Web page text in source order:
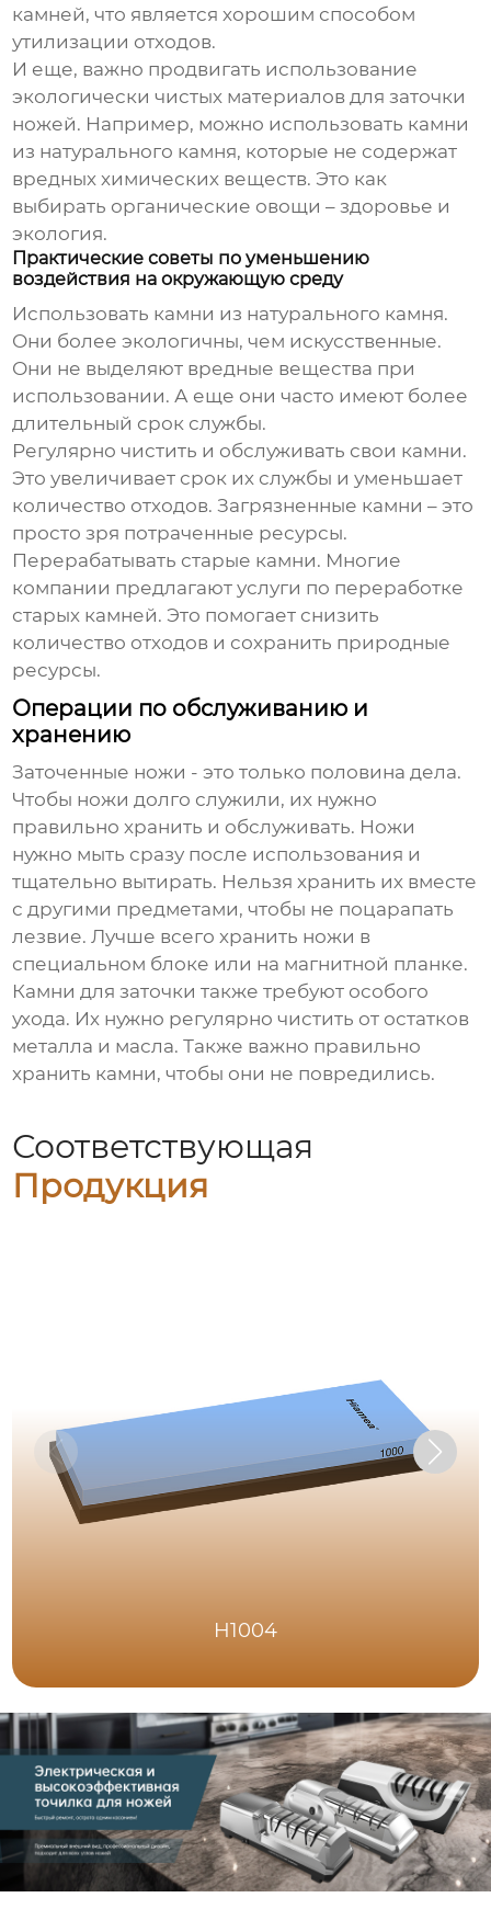
камней, что является хорошим способом
утилизации отходов.
И еще, важно продвигать использование
экологически чистых материалов для заточки
ножей. Например, можно использовать камни
из натурального камня, которые не содержат
вредных химических веществ. Это как
выбирать органические овощи – здоровье и
экология.
Практические советы по уменьшению
воздействия на окружающую среду
Использовать камни из натурального камня.
Они более экологичны, чем искусственные.
Они не выделяют вредные вещества при
использовании. А еще они часто имеют более
длительный срок службы.
Регулярно чистить и обслуживать свои камни.
Это увеличивает срок их службы и уменьшает
количество отходов. Загрязненные камни – это
просто зря потраченные ресурсы.
Перерабатывать старые камни. Многие
компании предлагают услуги по переработке
старых камней. Это помогает снизить
количество отходов и сохранить природные
ресурсы.
Операции по обслуживанию и
хранению
Заточенные ножи - это только половина дела.
Чтобы ножи долго служили, их нужно
правильно хранить и обслуживать. Ножи
нужно мыть сразу после использования и
тщательно вытирать. Нельзя хранить их вместе
с другими предметами, чтобы не поцарапать
лезвие. Лучше всего хранить ножи в
специальном блоке или на магнитной планке.
Камни для заточки также требуют особого
ухода. Их нужно регулярно чистить от остатков
металла и масла. Также важно правильно
хранить камни, чтобы они не повредились.
Соответствующая
Продукция
H1004